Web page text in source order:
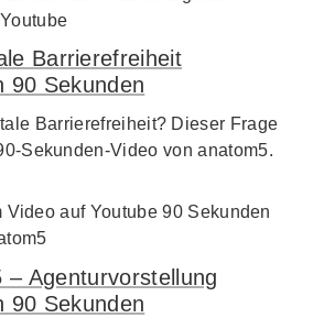
Barrierefreiheit
90 Sekunden
Barrierefreiheit? Dieser Frage
Sekunden-Video von anatom5.
– Agenturvorstellung
90 Sekunden